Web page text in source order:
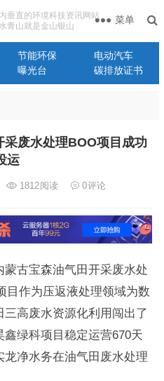
垂直的环境科技资讯网站
青山就是金山银山
节能环保
电动汽车
曝光台 碳排放证书
菜单
废水处理BOO项目成功
运
1812阅读 0评论
古宝森油气田开采废水处
目作为压返液处理领域为数
高废水资源化利用闯出了
绿科项目稳定运营670天
龙净水务在油气田废水处理